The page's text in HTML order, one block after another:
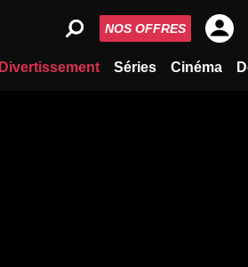
Divertissement Séries Cinéma
NOS OFFRES